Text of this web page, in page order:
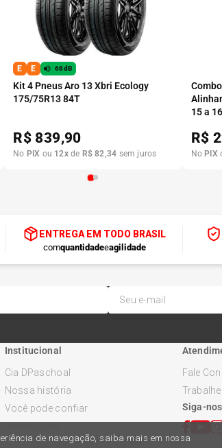
de navegação, saiba mais em nossa
E E 68dB
Kit 4 Pneus Aro 13 Xbri Ecology
175/75R13 84T
R$ 839,90
No PIX ou 12xde R$ 82,34 sem juros
15 a 16
R$
No PIX
ENTREGA EM TODO BRASIL
comquantidadeeagilidade
Institucional
Cia DPaschoal
Nossa história
Você pode confiar
Fale
Siga-nos